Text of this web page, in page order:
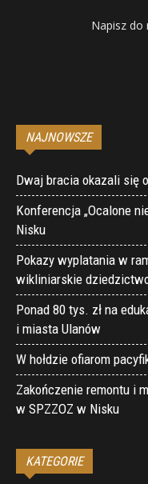
Napisz do
NAJNOWSZE
Dwaj bracia okazali się
Konferencja „Ocalone
Nisku
Pokazy wyplatania w
wikliniarskie
Ponad 80 tys. zł na
i miasta Ulanów
W hołdzie ofiarom
Zakończenie remontu i
w SPZZOZ w Nisku
KATEGORIE